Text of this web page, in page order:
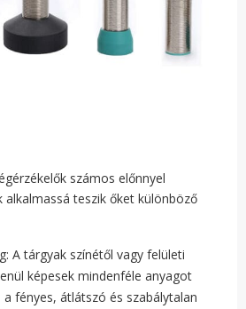
számos előnnyel
alkalmassá teszik őket különböző
A tárgyak színétől vagy felületi
képesek mindenféle anyagot
fényes, átlátszó és szabálytalan